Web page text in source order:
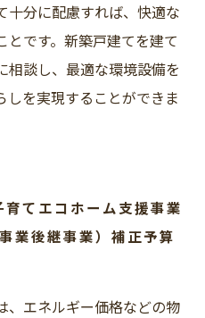
十分に配慮すれば、快適な
です。新築戸建てを建て
相談し、最適な環境設備を
を実現することができま
てエコホーム支援事業
業後継事業）補正予算
、エネルギー価格などの物